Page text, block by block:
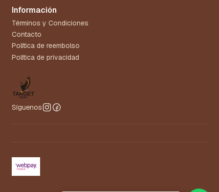
Información
Términos y Condiciones
Contacto
Política de reembolso
Política de privacidad
Síguenos